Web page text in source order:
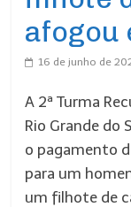
afogou
16 de junho de
A 2ª Turma
Rio Grande do
o pagamento
para um
um filhote de